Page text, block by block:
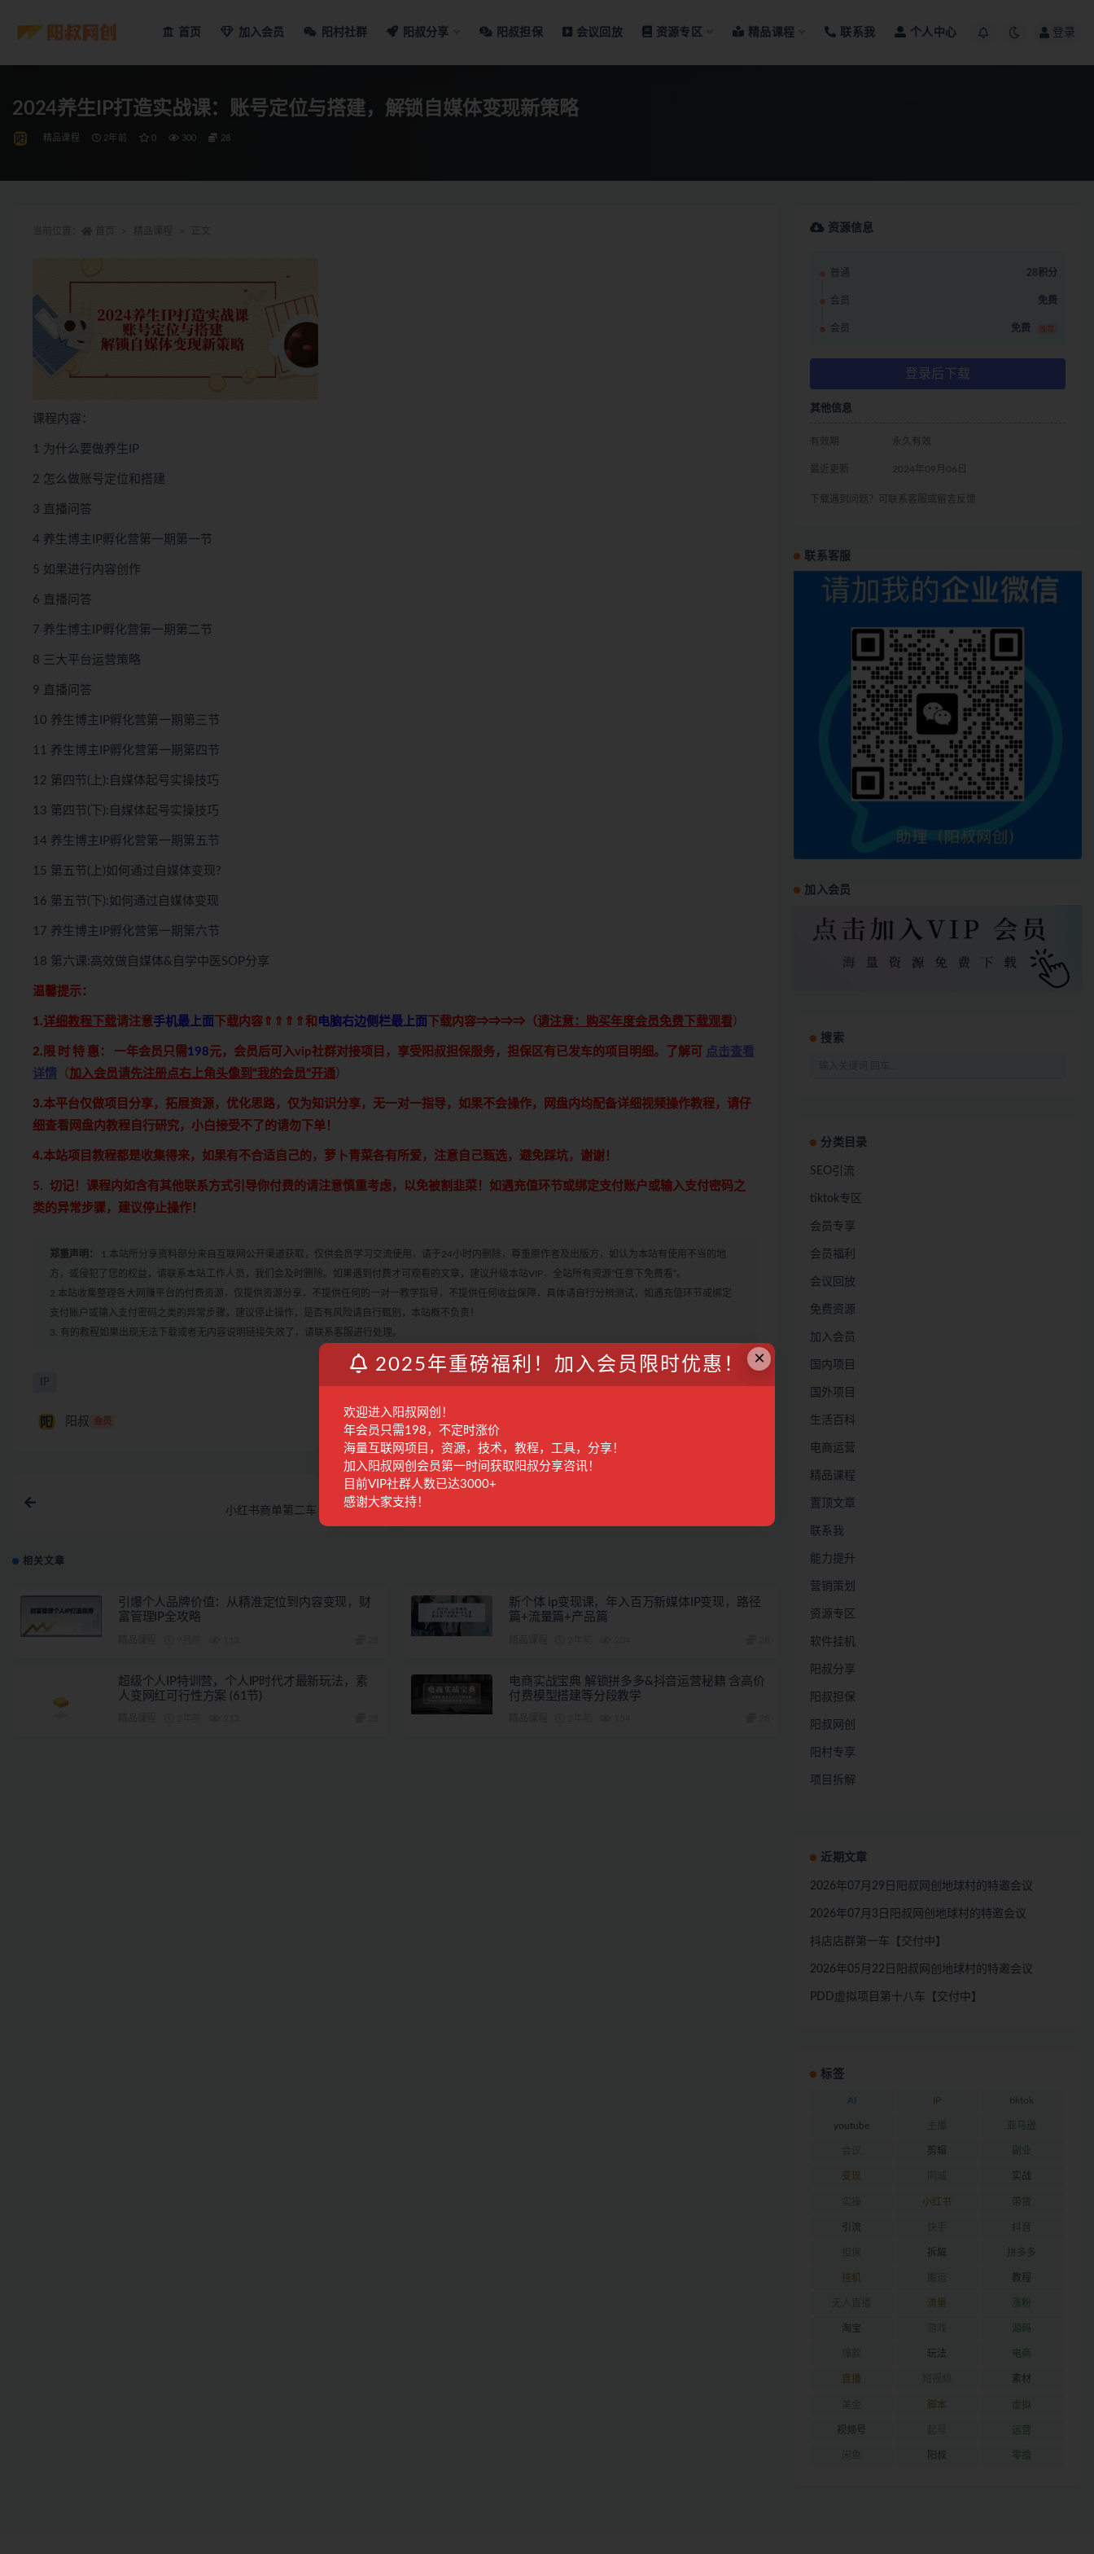
首页 加入会员 阳村社群 阳叔分享 阳叔担保 会议回放 资源专区 精品课程 联系我 个人中心 登录
2024养生IP打造实战课：账号定位与搭建，解锁自媒体变现新策略
精品课程 2年前 0 300 28
课程内容：
1 为什么要做养生IP
2 怎么做账号定位和搭建
3 直播问答
4 养生博主IP孵化营第一期第一节
5 如果进行内容创作
6 直播问答
7 养生博主IP孵化营第一期第二节
8 三大平台运营策略
9 直播问答
10 养生博主IP孵化营第一期第三节
11 养生博主IP孵化营第一期第四节
12 第四节(上):自媒体起号实操技巧
13 第四节(下):自媒体起号实操技巧
14 养生博主IP孵化营第一期第五节
15 第五节(上)如何通过自媒体变现?
16 第五节(下):如何通过自媒体变现
17 养生博主IP孵化营第一期第六节
18 第六课:高效做自媒体&自学中医SOP分享
温馨提示：
1.详细教程下载请注意手机最上面 下载内容⇑⇑⇑⇑和 电脑右边侧栏最上面 下载内容⇒⇒⇒⇒（请注意：购买年度会员免费下载观看）
2.限 时 特 惠： 一年会员只需198元，会员后可入vip社群对接项目，享受阳叔担保服务，担保区有已发车的项目明细。了解可
点击查看
详情 （ 加入会员请先注册点右上角头像到“我的会员”开通）
3.本平台仅做项目分享，拓展资源，优化思路，仅为知识分享，无一对一指导，如果不会操作，网盘内均配备详细视频操作教程，请仔
细查看网盘内教程自行研究，小白接受不了的请勿下单！
4.本站项目教程都是收集得来，如果有不合适自己的，萝卜青菜各有所爱，注意自己甄选，避免踩坑，谢谢！
5. 切记！课程内如含有其他联系方式引导你付费的请注意慎重考虑，以免被割韭菜！如遇充值环节或绑定支付账户或输入支付密码之
类的异常步骤，建议停止操作！
郑重声明：
1.本站所分享资料部分来自互联网公开渠道获取，仅供会员学习交流使用，请于24小时内删除，尊重原作者及出版方，如认为本站有使用不当的地
方，或侵犯了您的权益，请联系本站工作人员，我们会及时删除。如果遇到付费才可观看的文章，建议升级本站VIP，全站所有资源“任意下免费看”。
2.本站收集整理各大网赚平台的付费资源，仅提供资源分享，不提供任何的一对一教学指导，不提供任何收益保障，具体请自行分辨测试，如遇充值环节或绑定
支付账户或输入支付密码之类的异常步骤，建议停止操作，是否有风险请自行甄别，本站概不负责！
3. 有的教程如果出现无法下载或者无内容说明链接失效了，请联系客服进行处理。
IP
阳叔 会员
上一篇
小红书商单第二车【已交付】
下一篇
巧（无水印）
相关文章
引爆个人品牌价值：从精准定位到内容变现，财
富管理IP全攻略
新个体 ip变现课，年入百万新媒体IP变现，路径
篇+流量篇+产品篇
超级个人IP特训营，个人IP时代才最新玩法，素
人变网红可行性方案 (61节)
电商实战宝典 解锁拼多多&抖音运营秘籍 含高价
付费模型搭建等分段教学
资源信息
普通 28积分
会员 免费
会员 免费 推荐
登录后下载
其他信息
有效期 永久有效
最近更新 2024年09月06日
下载遇到问题？可联系客服或留言反馈
联系客服
加入会员
搜索
分类目录
SEO引流
tiktok专区
会员专享
会员福利
会议回放
免费资源
加入会员
国内项目
国外项目
生活百科
电商运营
精品课程
置顶文章
联系我
能力提升
营销策划
资源专区
软件挂机
阳叔分享
阳叔担保
阳叔网创
阳村专享
项目拆解
近期文章
2026年07月29日阳叔网创地球村的特邀会议
2026年07月3日阳叔网创地球村的特邀会议
抖店店群第一车【交付中】
2026年05月22日阳叔网创地球村的特邀会议
PDD虚拟项目第十八车【交付中】
标签
AI IP tiktok
youtube 亚马逊
剪辑 副业
变现 实战
小红书 带货
引流 抖音
拆解 拼多多
挂机 教程
流量 涨粉
淘宝 源码
玩法 电商
直播 素材
脚本 虚拟
视频号 运营
阳叔 零撸
×
2025年重磅福利！加入会员限时优惠！
欢迎进入阳叔网创！
年会员只需198，不定时涨价
海量互联网项目，资源，技术，教程，工具，分享！
加入阳叔网创会员第一时间获取阳叔分享咨讯！
目前VIP社群人数已达3000+
感谢大家支持！